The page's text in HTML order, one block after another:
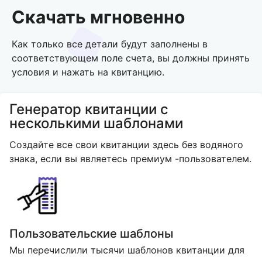
Скачать мгновенно
Как только все детали будут заполнены в
соответствующем поле счета, вы должны принять
условия и нажать на квитанцию.
Генератор квитанции с
несколькими шаблонами
Создайте все свои квитанции здесь без водяного
знака, если вы являетесь премиум -пользователем.
Пользовательские шаблоны
Мы перечислили тысячи шаблонов квитанции для